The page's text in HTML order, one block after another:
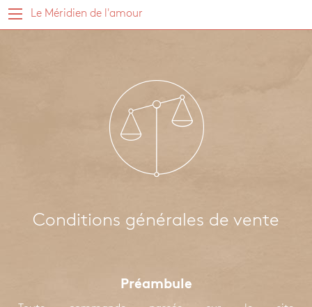
Le Méridien de l'amour
Conditions générales de vente
Préambule